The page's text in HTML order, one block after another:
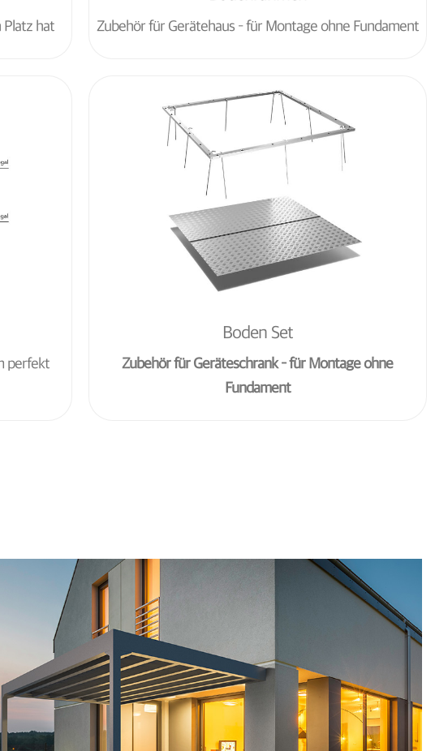
Platz hat Zubehör für Gerätehaus – für Montage ohne Fundament
perfekt
Boden Set
Zubehör für Geräteschrank – für Montage ohne
Fundament